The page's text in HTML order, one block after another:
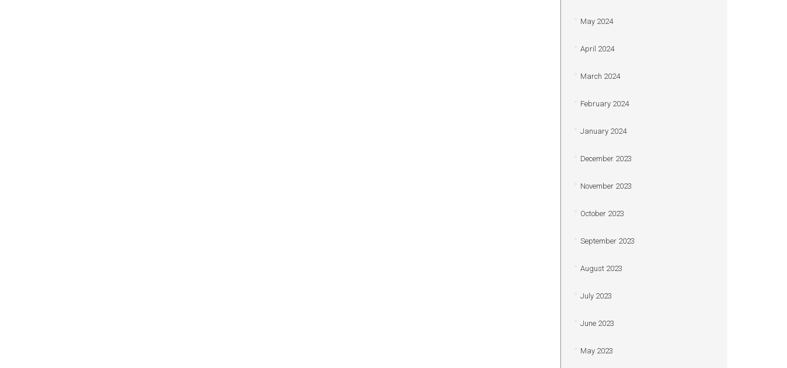
May 2024
April 2024
March 2024
February 2024
January 2024
December 2023
November 2023
October 2023
September 2023
August 2023
July 2023
June 2023
May 2023